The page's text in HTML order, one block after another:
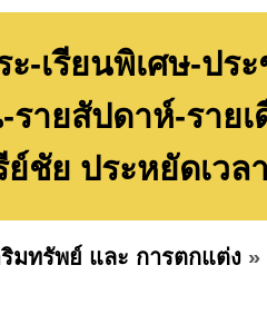
ะ-เรียนพิเศษ-ป
ายสัปดาห์-ราย
ย์ชัย ประหยัดเว
มทรัพย์ และ การตกแต่ง »